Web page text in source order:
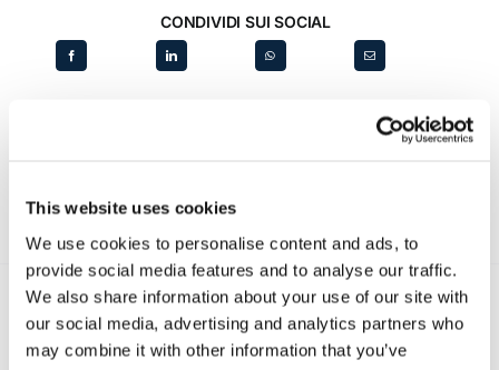
This website uses cookies
We use cookies to personalise content and ads, to
provide social media features and to analyse our traffic.
We also share information about your use of our site with
our social media, advertising and analytics partners who
may combine it with other information that you’ve
CONDIVIDI SUI SOCIAL